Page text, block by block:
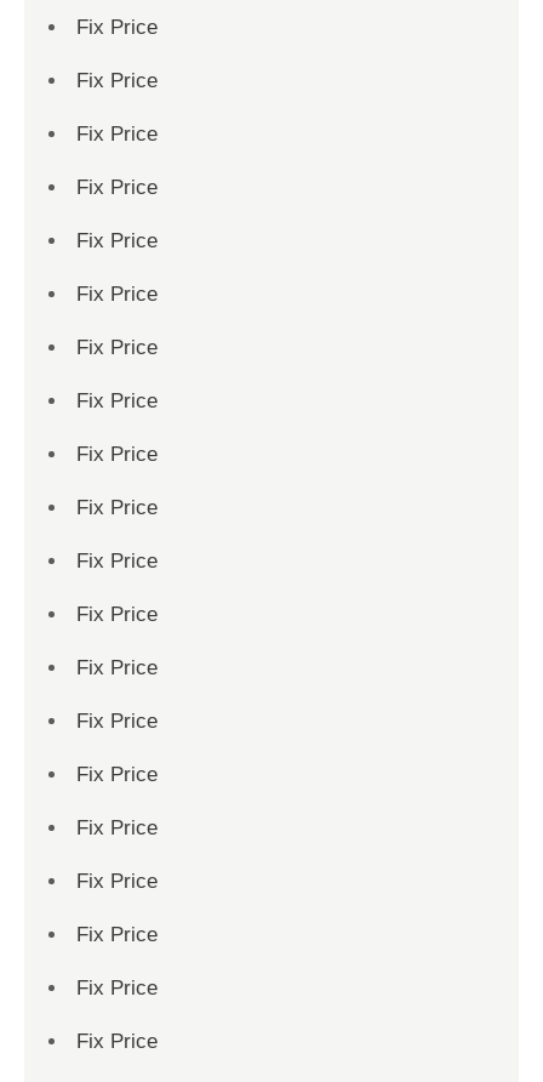
Fix Price
Fix Price
Fix Price
Fix Price
Fix Price
Fix Price
Fix Price
Fix Price
Fix Price
Fix Price
Fix Price
Fix Price
Fix Price
Fix Price
Fix Price
Fix Price
Fix Price
Fix Price
Fix Price
Fix Price